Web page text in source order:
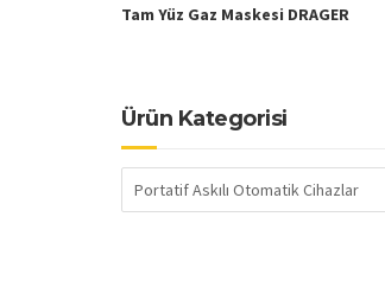
Tam Yüz Gaz Maskesi DRAGER
Ürün Kategorisi